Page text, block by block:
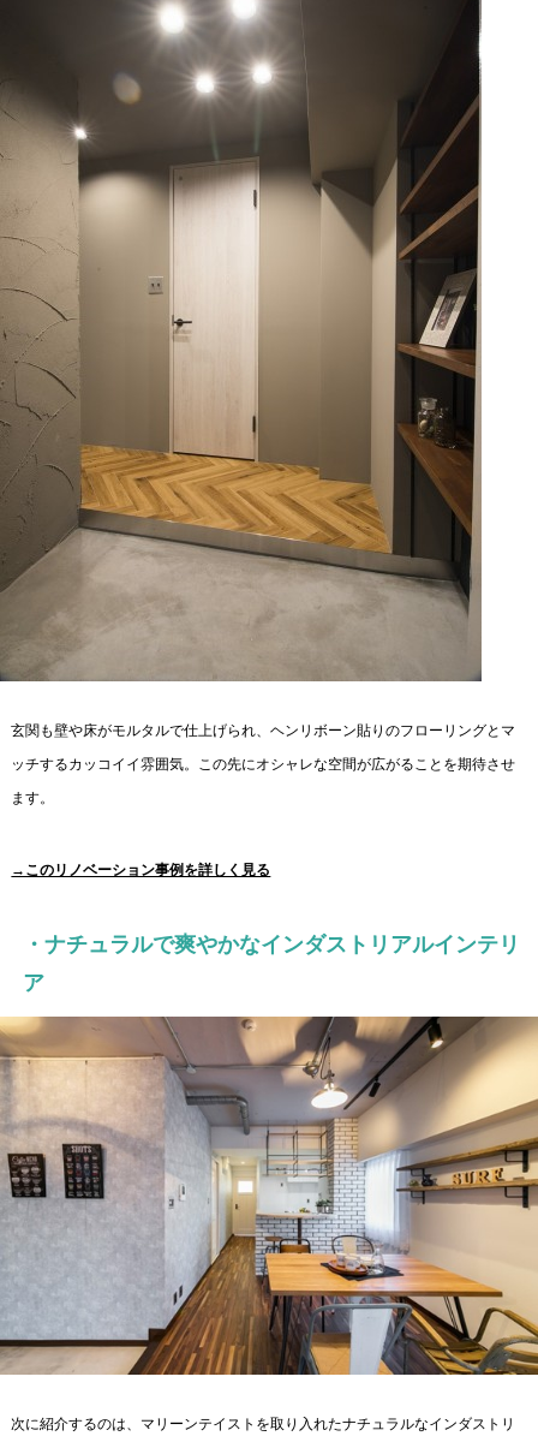
玄関も壁や床がモルタルで仕上げられ、ヘンリボーン貼りのフローリングとマ
ッチするカッコイイ雰囲気。この先にオシャレな空間が広がることを期待させ
ます。
→このリノベーション事例を詳しく見る
・ナチュラルで爽やかなインダストリアルインテリ
ア
次に紹介するのは、マリーンテイストを取り入れたナチュラルなインダストリ